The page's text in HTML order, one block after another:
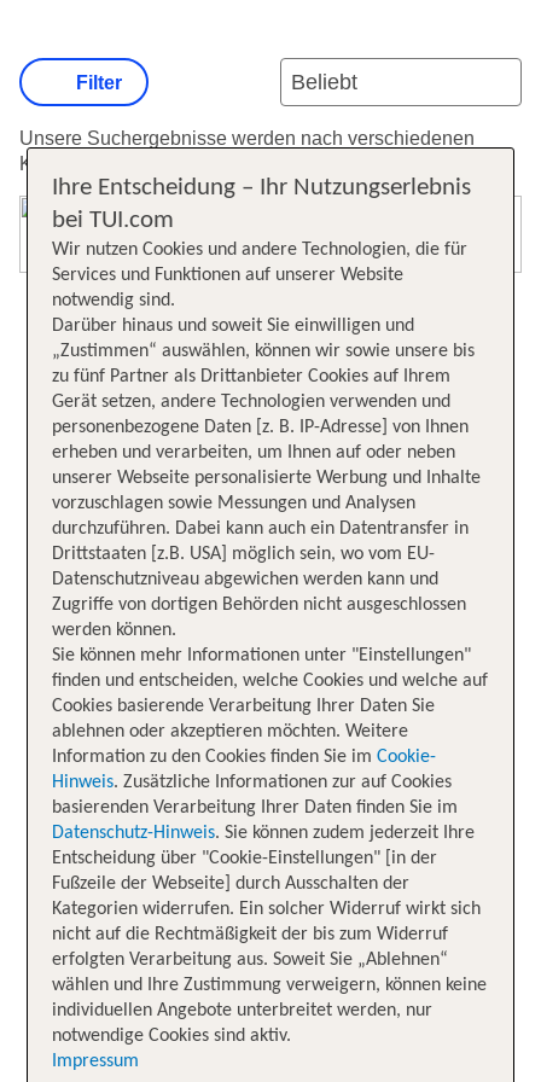
Unsere Suchergebnisse werden nach verschiedenen
Kriterien sortiert.
Filter
Ihre Entscheidung – Ihr Nutzungserlebnis
bei TUI.com
Wir nutzen Cookies und andere Technologien, die für
Services und Funktionen auf unserer Website
notwendig sind.
Darüber hinaus und soweit Sie einwilligen und
„Zustimmen“ auswählen, können wir sowie unsere bis
zu fünf Partner als Drittanbieter Cookies auf Ihrem
Gerät setzen, andere Technologien verwenden und
personenbezogene Daten [z. B. IP-Adresse] von Ihnen
erheben und verarbeiten, um Ihnen auf oder neben
unserer Webseite personalisierte Werbung und Inhalte
vorzuschlagen sowie Messungen und Analysen
durchzuführen. Dabei kann auch ein Datentransfer in
Drittstaaten [z.B. USA] möglich sein, wo vom EU-
Datenschutzniveau abgewichen werden kann und
Zugriffe von dortigen Behörden nicht ausgeschlossen
werden können.
Sie können mehr Informationen unter "Einstellungen"
finden und entscheiden, welche Cookies und welche auf
Cookies basierende Verarbeitung Ihrer Daten Sie
ablehnen oder akzeptieren möchten. Weitere
Information zu den Cookies finden Sie im Cookie-
Hinweis. Zusätzliche Informationen zur auf Cookies
basierenden Verarbeitung Ihrer Daten finden Sie im
Datenschutz-Hinweis. Sie können zudem jederzeit Ihre
Entscheidung über "Cookie-Einstellungen" [in der
Fußzeile der Webseite] durch Ausschalten der
Kategorien widerrufen. Ein solcher Widerruf wirkt sich
nicht auf die Rechtmäßigkeit der bis zum Widerruf
erfolgten Verarbeitung aus. Soweit Sie „Ablehnen“
wählen und Ihre Zustimmung verweigern, können keine
individuellen Angebote unterbreitet werden, nur
notwendige Cookies sind aktiv.
Impressum